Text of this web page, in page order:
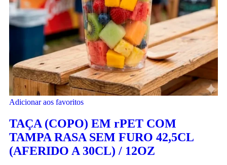
Adicionar aos favoritos
TAÇA (COPO) EM rPET COM
TAMPA RASA SEM FURO 42,5CL
(AFERIDO A 30CL) / 12OZ